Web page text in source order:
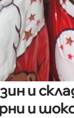
и
и